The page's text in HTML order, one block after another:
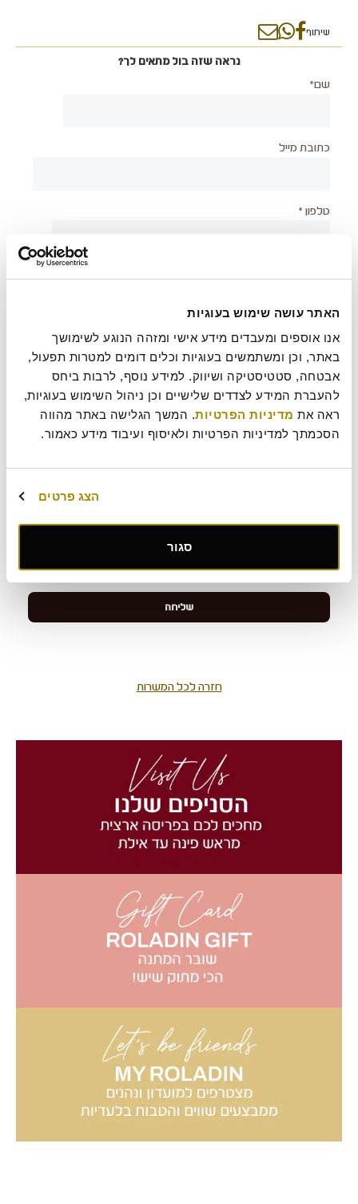
האתר עושה שימוש בעוגיות
ראה את מדיניות הפרטיות
הסכמתך למדיניות הפרטיות ולאיסוף ועיבוד מידע כאמור.
הצג פרטים
סגור
שיתוף
נראה שזה בול מתאים לך?
שם*
כתובת מייל
טלפון *
צירוף קובץ
בעת שליחת טופס זה אני מאשר/ת כי קראתי אתמדיניות
הפרטיותשל רולדין
עוד משהו נחמד שכדאי שנדע עלייך?
חזרה לכל המשרות